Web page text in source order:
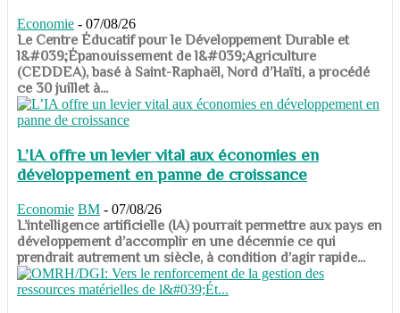
Economie - 07/08/26
​​​​​​​Le Centre Éducatif pour le Développement Durable et
l&#039;Épanouissement de l&#039;Agriculture
(CEDDEA), basé à Saint-Raphaël, Nord d’Haïti, a procédé
ce 30 juillet à...
L’IA offre un levier vital aux économies en
développement en panne de croissance
Economie BM - 07/08/26
​​​​​​​L’intelligence artificielle (IA) pourrait permettre aux pays en
développement d’accomplir en une décennie ce qui
prendrait autrement un siècle, à condition d’agir rapide...